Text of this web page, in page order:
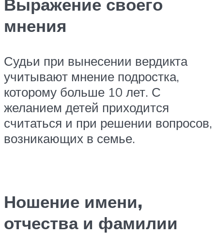
Выражение своего
мнения
Судьи при вынесении вердикта
учитывают мнение подростка,
которому больше 10 лет. С
желанием детей приходится
считаться и при решении вопросов,
возникающих в семье.
Ношение имени,
отчества и фамилии